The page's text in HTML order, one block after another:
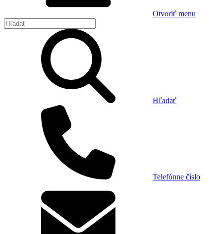
Otvoriť menu
Hľadať
Telefónne číslo